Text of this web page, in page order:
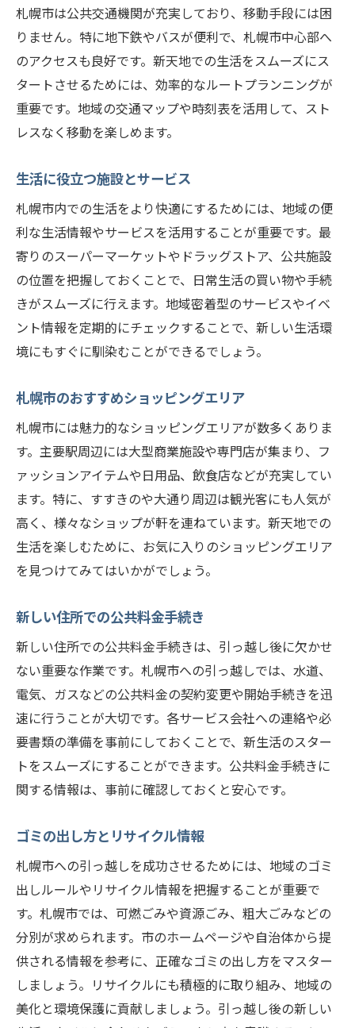
札幌市は公共交通機関が充実しており、移動手段には困
りません。特に地下鉄やバスが便利で、札幌市中心部へ
のアクセスも良好です。新天地での生活をスムーズにス
タートさせるためには、効率的なルートプランニングが
重要です。地域の交通マップや時刻表を活用して、スト
レスなく移動を楽しめます。
生活に役立つ施設とサービス
札幌市内での生活をより快適にするためには、地域の便
利な生活情報やサービスを活用することが重要です。最
寄りのスーパーマーケットやドラッグストア、公共施設
の位置を把握しておくことで、日常生活の買い物や手続
きがスムーズに行えます。地域密着型のサービスやイベ
ント情報を定期的にチェックすることで、新しい生活環
境にもすぐに馴染むことができるでしょう。
札幌市のおすすめショッピングエリア
札幌市には魅力的なショッピングエリアが数多くありま
す。主要駅周辺には大型商業施設や専門店が集まり、フ
ァッションアイテムや日用品、飲食店などが充実してい
ます。特に、すすきのや大通り周辺は観光客にも人気が
高く、様々なショップが軒を連ねています。新天地での
生活を楽しむために、お気に入りのショッピングエリア
を見つけてみてはいかがでしょう。
新しい住所での公共料金手続き
新しい住所での公共料金手続きは、引っ越し後に欠かせ
ない重要な作業です。札幌市への引っ越しでは、水道、
電気、ガスなどの公共料金の契約変更や開始手続きを迅
速に行うことが大切です。各サービス会社への連絡や必
要書類の準備を事前にしておくことで、新生活のスター
トをスムーズにすることができます。公共料金手続きに
関する情報は、事前に確認しておくと安心です。
ゴミの出し方とリサイクル情報
札幌市への引っ越しを成功させるためには、地域のゴミ
出しルールやリサイクル情報を把握することが重要で
す。札幌市では、可燃ごみや資源ごみ、粗大ごみなどの
分別が求められます。市のホームページや自治体から提
供される情報を参考に、正確なゴミの出し方をマスター
しましょう。リサイクルにも積極的に取り組み、地域の
美化と環境保護に貢献しましょう。引っ越し後の新しい